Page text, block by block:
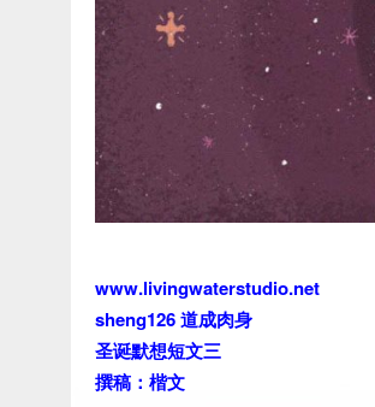
www.livingwaterstudio.net
sheng126 道成肉身
圣诞默想短文三
撰稿：楷文